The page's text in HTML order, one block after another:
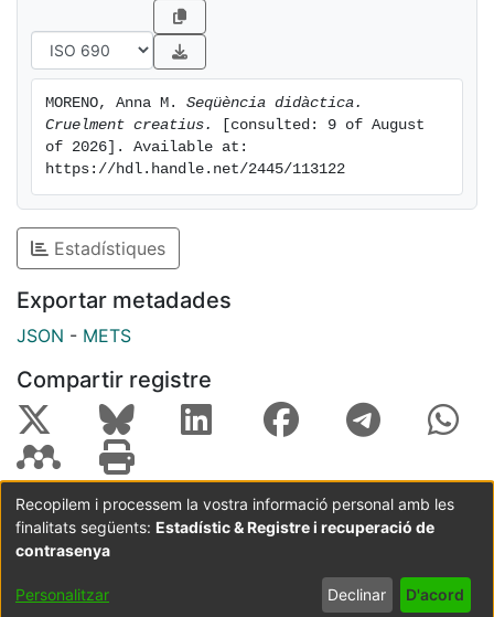
MORENO, Anna M. Seqüència didàctica.
Cruelment creatius.
[consulted: 9 of August
of 2026]. Available at:
https://hdl.handle.net/2445/113122
Estadístiques
Exportar metadades
JSON - METS
Compartir registre
Coordinació:CRAI UB Avís legal
Metadades
subjectes a:
Configuració
de cookies
privadesa
Recopilem i processem la vostra informació personal amb les
finalitats següents: Estadístic & Registre i recuperació de
contrasenya
Personalitzar Declinar D'acord